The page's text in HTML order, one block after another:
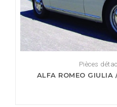
Pièces
ALFA ROMEO GIULIA